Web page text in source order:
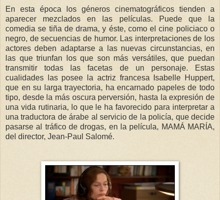
En esta época los géneros cinematográficos tienden a
aparecer mezclados en las películas. Puede que la
comedia se tiña de drama, y éste, como el cine policiaco o
negro, de secuencias de humor. Las interpretaciones de los
actores deben adaptarse a las nuevas circunstancias, en
las que triunfan los que son más versátiles, que puedan
transmitir todas las facetas de un personaje. Estas
cualidades las posee la actriz francesa Isabelle Huppert,
que en su larga trayectoria, ha encarnado papeles de todo
tipo, desde la más oscura perversión, hasta la expresión de
una vida rutinaria, lo que le ha favorecido para interpretar a
una traductora de árabe al servicio de la policía, que decide
pasarse al tráfico de drogas, en la película, MAMÁ MARÍA,
del director, Jean-Paul Salomé.